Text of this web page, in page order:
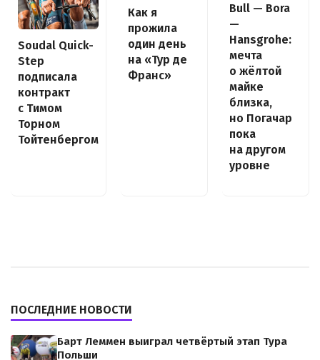
Soudal Quick-
Step
подписала
контракт
с Тимом
Торном
Тойтенбергом
Как я
прожила
один день
на «Тур де
Франс»
Bull — Bora
—
Hansgrohe:
мечта
о жёлтой
майке
близка,
но Погачар
пока
на другом
уровне
ПОСЛЕДНИЕ НОВОСТИ
Барт Леммен выиграл четвёртый этап Тура
Польши